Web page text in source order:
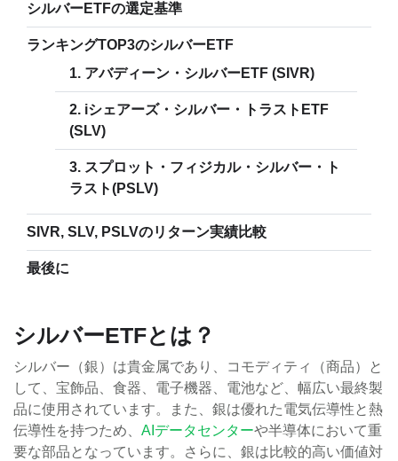
シルバーETFの選定基準
ランキングTOP3のシルバーETF
1. アバディーン・シルバーETF (SIVR)
2. iシェアーズ・シルバー・トラストETF
(SLV)
3. スプロット・フィジカル・シルバー・ト
ラスト(PSLV)
SIVR, SLV, PSLVのリターン実績比較
最後に
シルバーETFとは？
シルバー（銀）は貴金属であり、コモディティ（商品）と
して、宝飾品、食器、電子機器、電池など、幅広い最終製
品に使用されています。また、銀は優れた電気伝導性と熱
伝導性を持つため、 AIデータセンターや半導体において重
要な部品となっています。さらに、銀は比較的高い価値対